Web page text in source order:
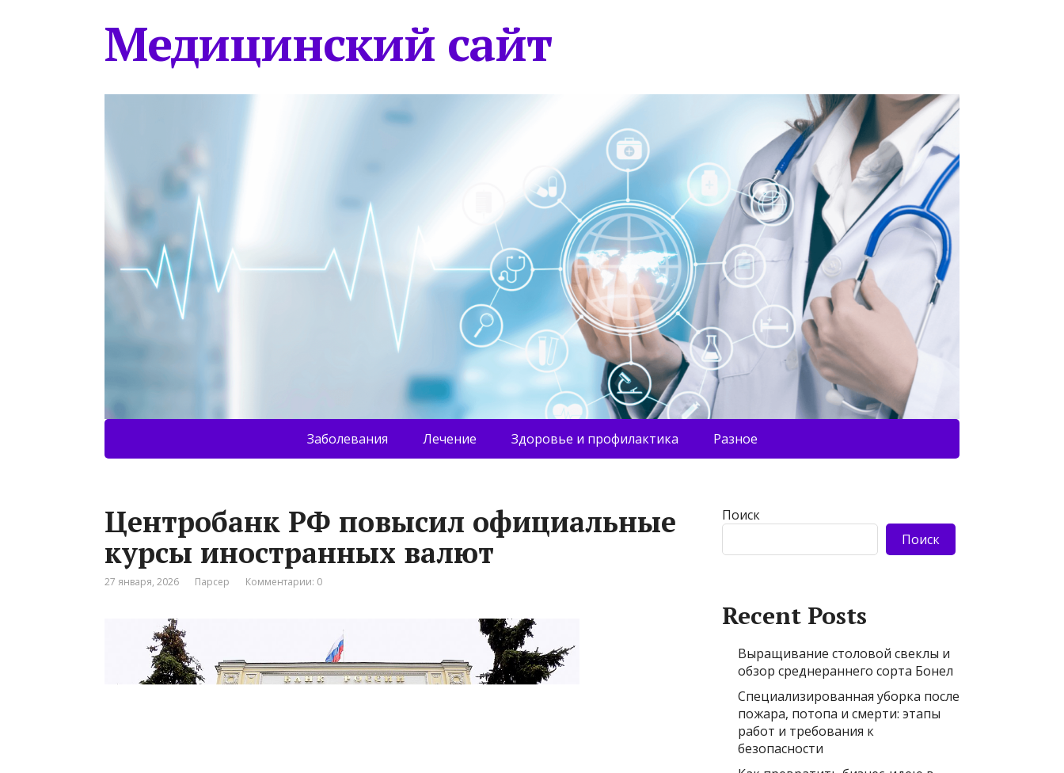
Медицинский сайт
Заболевания Лечение Здоровье и профилактика Разное
Центробанк РФ повысил официальные
курсы иностранных валют
27 января, 2026 Парсер Комментарии: 0
Поиск
Поиск
Recent Posts
Выращивание столовой свеклы и
обзор среднераннего сорта Бонел
Специализированная уборка после
пожара, потопа и смерти: этапы
работ и требования к
безопасности